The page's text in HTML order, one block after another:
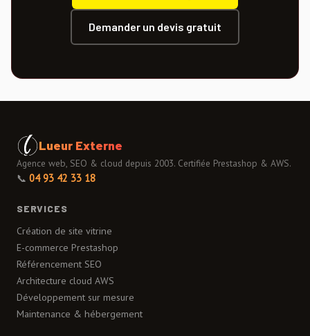
Demander un devis gratuit
Lueur Externe
Agence web, SEO & cloud depuis 2003. Certifiée Prestashop & AWS.
📞 04 93 42 33 18
SERVICES
Création de site vitrine
E-commerce Prestashop
Référencement SEO
Architecture cloud AWS
Développement sur mesure
Maintenance & hébergement